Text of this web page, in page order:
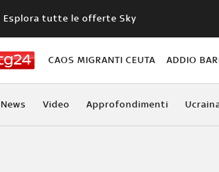
Esplora tutte le offerte Sky
CAOS MIGRANTI CEUTA ADDIO
News Video Approfondimenti